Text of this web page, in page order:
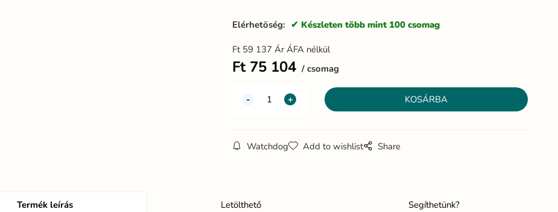
Elérhetöség: Készleten több mint 100 csomag
Ft 59 137 Ár ÁFA nélkül
Ft 75 104 csomag
Watchdog Add to wishlist Share
Termék leírás Letölthető Segíthetünk?